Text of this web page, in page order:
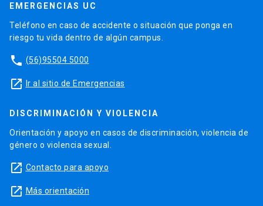
EMERGENCIAS UC
Teléfono en caso de accidente o situación que ponga en
riesgo tu vida dentro de algún campus.
phone (56)95504 5000
launch Ir al sitio de Emergencias
DISCRIMINACIÓN Y VIOLENCIA
Orientación y apoyo en casos de discriminación, violencia de
género o violencia sexual.
launch Contacto para apoyo
launch Más orientación